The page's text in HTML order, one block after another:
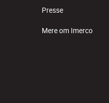
Presse
Mere om Imerco